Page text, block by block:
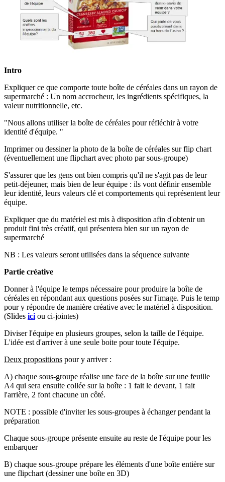
Intro
Expliquer ce que comporte toute boîte de céréales dans un rayon de
supermarché : Un nom accrocheur, les ingrédients spécifiques, la
valeur nutritionnelle, etc.
"Nous allons utiliser la boîte de céréales pour réfléchir à votre
identité d'équipe. "
Imprimer ou dessiner la photo de la boîte de céréales sur flip chart
(éventuellement une flipchart avec photo par sous-groupe)
S'assurer que les gens ont bien compris qu'il ne s'agit pas de leur
petit-déjeuner, mais bien de leur équipe : ils vont définir ensemble
leur identité, leurs valeurs clé et comportements qui représentent leur
équipe.
Expliquer que du matériel est mis à disposition afin d'obtenir un
produit fini très créatif, qui présentera bien sur un rayon de
supermarché
NB : Les valeurs seront utilisées dans la séquence suivante
Partie créative
Donner à l'équipe le temps nécessaire pour produire la boîte de
céréales en répondant aux questions posées sur l'image. Puis le temp
pour y répondre de manière créative avec le matériel à disposition.
(Slides ici ou ci-jointes)
Diviser l'équipe en plusieurs groupes, selon la taille de l'équipe.
L'idée est d'arriver à une seule boite pour toute l'équipe.
Deux propositions pour y arriver :
A) chaque sous-groupe réalise une face de la boîte sur une feuille
A4 qui sera ensuite collée sur la boîte : 1 fait le devant, 1 fait
l'arrière, 2 font chacune un côté.
NOTE : possible d'inviter les sous-groupes à échanger pendant la
préparation
Chaque sous-groupe présente ensuite au reste de l'équipe pour les
embarquer
B) chaque sous-groupe prépare les éléments d'une boîte entière sur
une flipchart (dessiner une boîte en 3D)